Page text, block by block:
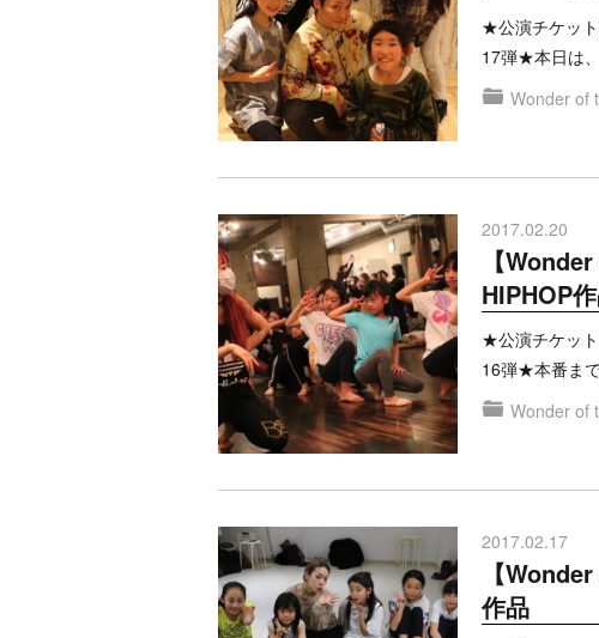
★公演チケッ
17弾★本日は
Wonder of
2017.02.20
【
HIPHOP
★公演チケッ
16弾★本番ま
Wonder of
2017.02.17
【
作品